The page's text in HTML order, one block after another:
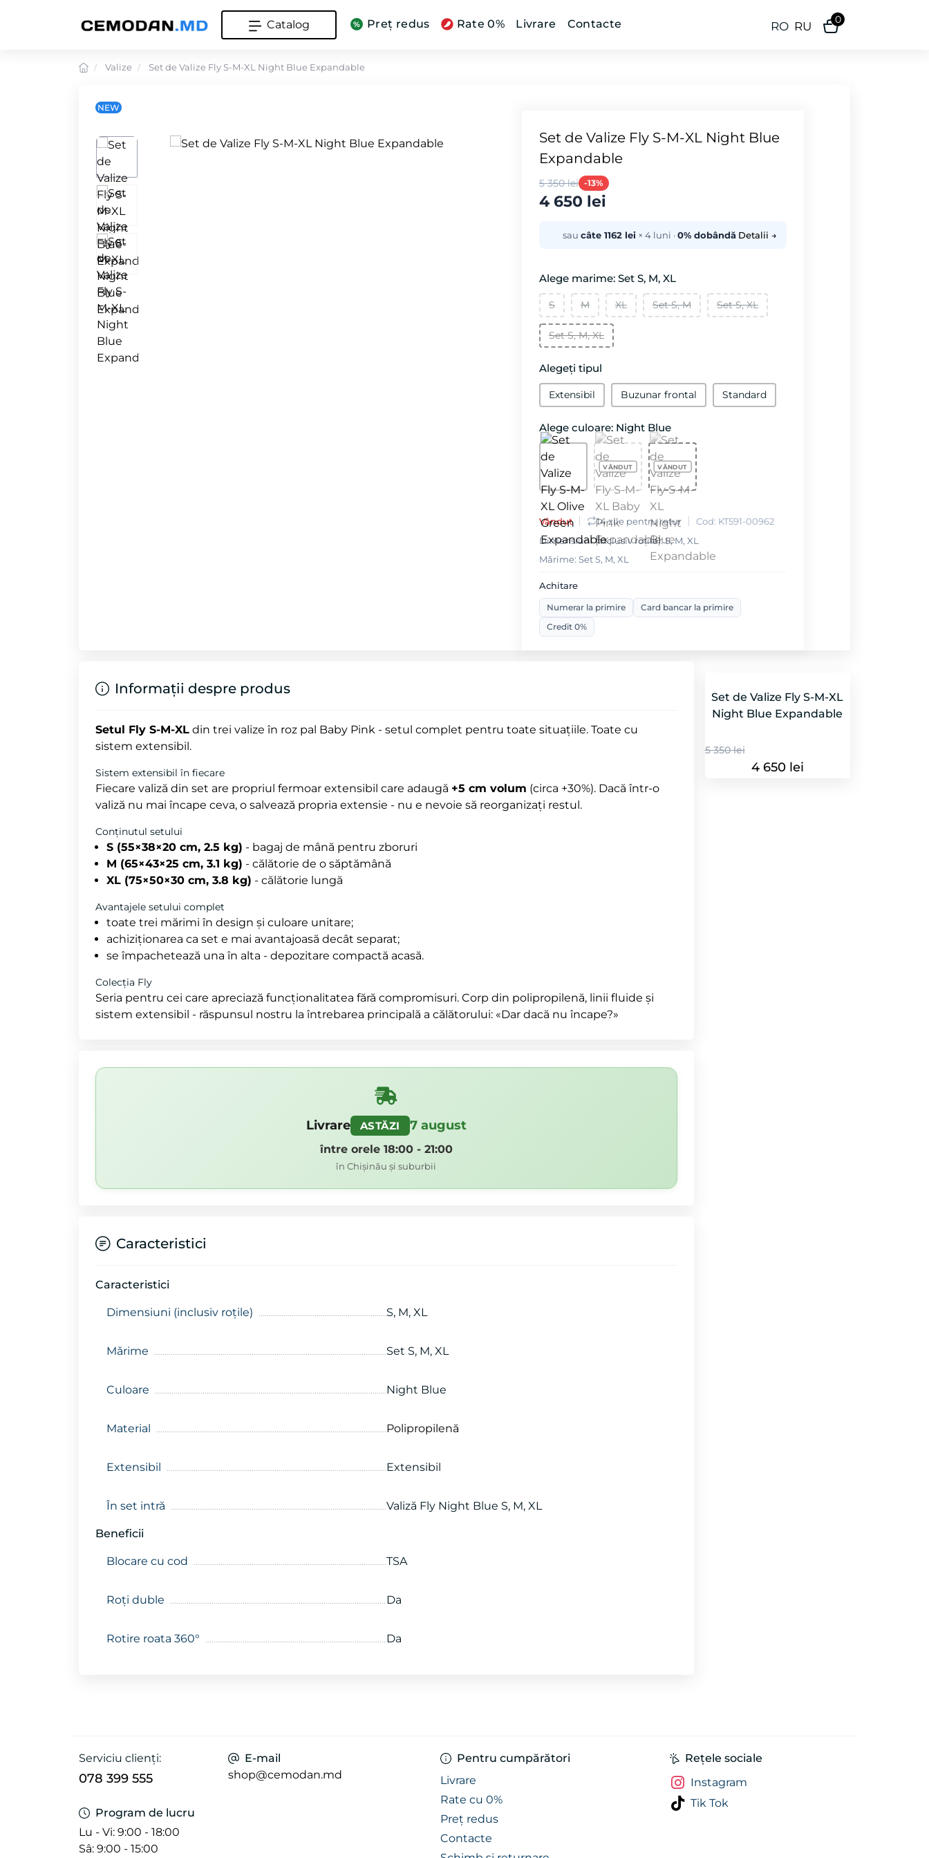
Catalog Preț redus Rate 0% Livrare Contacte RO RU 0
Valize Set de Valize Fly S-M-XL Night Blue Expandable
NEW
Set de Valize Fly S-M-XL Night Blue
Expandable
5 350 lei -13%
4 650 lei
sau câte 1162 lei × 4 luni ·0% dobândă Detalii →
Alege marime: Set S, M, XL
S M XL Set S, M Set S, XL
Set S, M, XL
Alegeți tipul
Extensibil Buzunar frontal Standard
Alege culoare: Night Blue
Vândut 14 zile pentru retur
Cod: KT591-00962
Dimensiuni (inclusiv roțile): S, M, XL
Mǎrime: Set S, M, XL
Achitare
Numerar la primire
Card bancar la primire
Credit 0%
Set de Valize Fly S-M-XL
Night Blue Expandable
5 350 lei
4 650 lei
Informații despre produs
Setul Fly S-M-XL din trei valize în roz pal Baby Pink - setul complet pentru toate situațiile. Toate cu
sistem extensibil.
Sistem extensibil în fiecare
Fiecare valiză din set are propriul fermoar extensibil care adaugă +5 cm volum (circa +30%). Dacă într-o
valiză nu mai încape ceva, o salvează propria extensie - nu e nevoie să reorganizați restul.
Conținutul setului
S (55×38×20 cm, 2.5 kg) - bagaj de mână pentru zboruri
M (65×43×25 cm, 3.1 kg) - călătorie de o săptămână
XL (75×50×30 cm, 3.8 kg) - călătorie lungă
Avantajele setului complet
toate trei mărimi în design și culoare unitare;
achiziționarea ca set e mai avantajoasă decât separat;
se împachetează una în alta - depozitare compactă acasă.
Colecția Fly
Seria pentru cei care apreciază funcționalitatea fără compromisuri. Corp din polipropilenă, linii fluide și
sistem extensibil - răspunsul nostru la întrebarea principală a călătorului: «Dar dacă nu încape?»
Livrare ASTĂZI 7 august
între orele 18:00 - 21:00
în Chișinău și suburbii
Caracteristici
Caracteristici
Dimensiuni (inclusiv roțile) S, M, XL
Mǎrime Set S, M, XL
Culoare Night Blue
Material Polipropilenă
Extensibil Extensibil
În set intră Valiză Fly Night Blue S, M, XL
Beneficii
Blocare cu cod TSA
Roți duble Da
Rotire roata 360° Da
Serviciu clienți:
078 399 555
Program de lucru
Lu - Vi: 9:00 - 18:00
Sâ: 9:00 - 15:00
E-mail
shop@cemodan.md
Pentru cumpărători
Livrare
Rate cu 0%
Preț redus
Contacte
Rețele sociale
Instagram
Tik Tok